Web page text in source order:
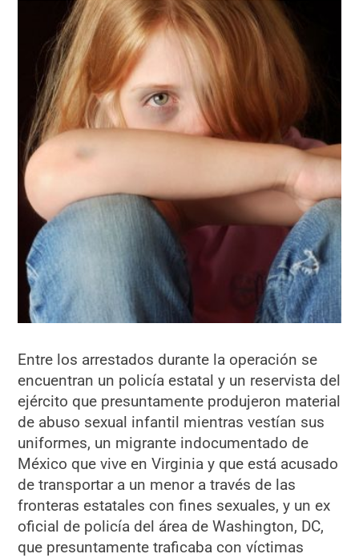
Entre los arrestados durante la operación se
encuentran un policía estatal y un reservista del
ejército que presuntamente produjeron material
de abuso sexual infantil mientras vestían sus
uniformes, un migrante indocumentado de
México que vive en Virginia y que está acusado
de transportar a un menor a través de las
fronteras estatales con fines sexuales, y un ex
oficial de policía del área de Washington, DC,
que presuntamente traficaba con víctimas